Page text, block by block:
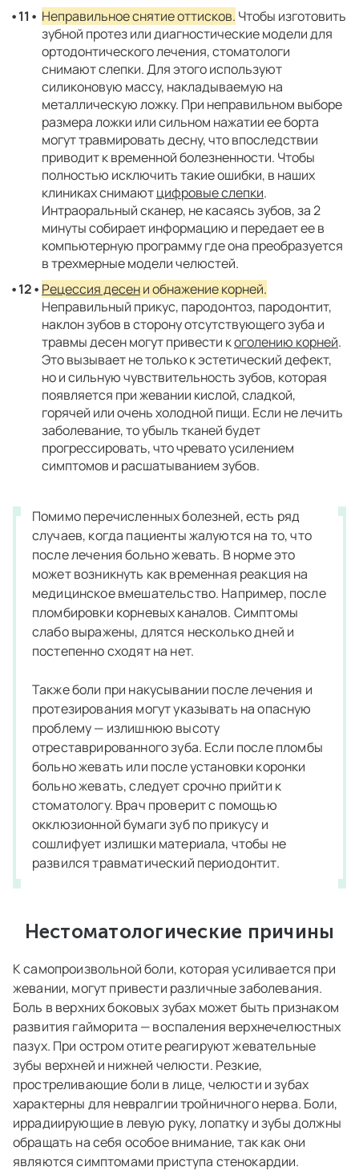
Неправильное снятие оттисков. Чтобы изготовить
зубной протез или диагностические модели для
ортодонтического лечения, стоматологи
снимают слепки. Для этого используют
силиконовую массу, накладываемую на
металлическую ложку. При неправильном выборе
размера ложки или сильном нажатии ее борта
могут травмировать десну, что впоследствии
приводит к временной болезненности. Чтобы
полностью исключить такие ошибки, в наших
клиниках снимаютцифровые слепки.
Интраоральный сканер, не касаясь зубов, за 2
минуты собирает информацию и передает ее в
компьютерную программу где она преобразуется
в трехмерные модели челюстей.
Рецессия десени обнажение корней.
Неправильный прикус, пародонтоз, пародонтит,
наклон зубов в сторону отсутствующего зуба и
травмы десен могут привести коголению корней.
Это вызывает не только к эстетический дефект,
но и сильную чувствительность зубов, которая
появляется при жевании кислой, сладкой,
горячей или очень холодной пищи. Если не лечить
заболевание, то убыль тканей будет
прогрессировать, что чревато усилением
симптомов и расшатыванием зубов.
Помимо перечисленных болезней, есть ряд
случаев, когда пациенты жалуются на то, что
после лечения больно жевать. В норме это
может возникнуть как временная реакция на
медицинское вмешательство. Например, после
пломбировки корневых каналов. Симптомы
слабо выражены, длятся несколько дней и
постепенно сходят на нет.
Также боли при накусывании после лечения и
протезирования могут указывать на опасную
проблему — излишнюю высоту
отреставрированного зуба. Если после пломбы
больно жевать или после установки коронки
больно жевать, следует срочно прийти к
стоматологу. Врач проверит с помощью
окклюзионной бумаги зуб по прикусу и
сошлифует излишки материала, чтобы не
развился травматический периодонтит.
Нестоматологические причины
К самопроизвольной боли, которая усиливается при
жевании, могут привести различные заболевания.
Боль в верхних боковых зубах может быть признаком
развития гайморита — воспаления верхнечелюстных
пазух. При остром отите реагируют жевательные
зубы верхней и нижней челюсти. Резкие,
простреливающие боли в лице, челюсти и зубах
характерны для невралгии тройничного нерва. Боли,
иррадиирующие в левую руку, лопатку и зубы должны
обращать на себя особое внимание, так как они
являются симптомами приступа стенокардии.